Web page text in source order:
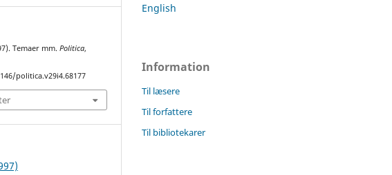
Temaer mm.Politica,
politica.v29i4.68177
English
Information
Til læsere
Til forfattere
Til bibliotekarer